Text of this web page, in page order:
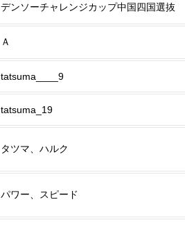
デンソーチャレンジカップ中国四国選抜
Ａ
tatsuma____9
tatsuma_19
タツマ、ハルク
パワー、スピード